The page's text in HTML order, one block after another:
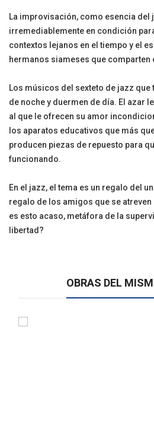
La improvisación, como esencia del
irremediablemente en condición
contextos lejanos en el tiempo y el
hermanos siameses que comparten
Los músicos del sexteto de jazz que
de noche y duermen de día. El azar
al que le ofrecen su amor
los aparatos educativos que más
producen piezas de repuesto para
funcionando.
En el jazz, el tema es un regalo del
regalo de los amigos que se
es esto acaso, metáfora de la
libertad?
OBRAS DEL